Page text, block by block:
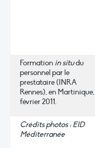
Formation in situdu
personnel par le
prestataire (INRA
Rennes), en Martinique,
février 2011.
Crédits photos : EID
Méditerranée